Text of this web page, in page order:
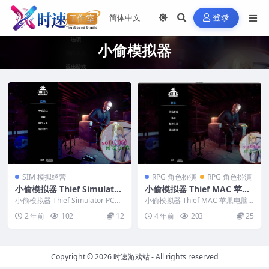
登录
小偷模拟器
SIM 模拟经营
小偷模拟器 Thief Simulator
PC电脑游戏 适用WIN11 WI
N10
小偷模拟器 Thief Simulator PC电
2 年前 102 12
RPG 角色扮演 RPG 角色扮演
小偷模拟器 Thief MAC 苹果
电脑游戏 原生版 支持10.15 1
1 12 13 适用APPLE CPU
小偷模拟器 Thief MAC 苹果电脑
游戏 原生版 支持10.15 11 12...
4 年前 203 25
Copyright © 2026时速游戏站- All rights reserved